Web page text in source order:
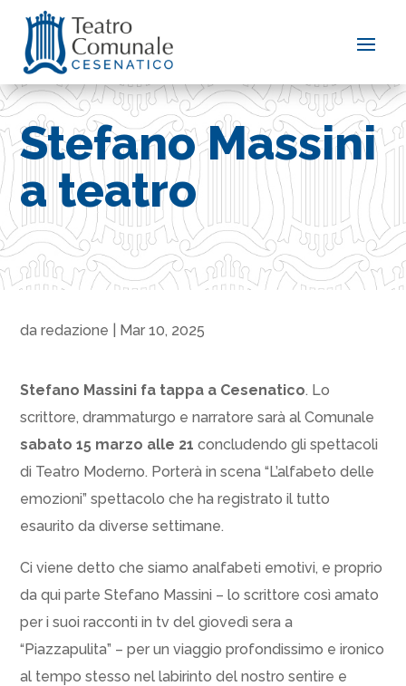
Stefano Massini
a teatro
daredazione Mar 10, 2025
Stefano Massini fa tappa a Cesenatico. Lo
scrittore, drammaturgo e narratore sarà al Comunale
sabato 15 marzo alle 21 concludendo gli spettacoli
di Teatro Moderno. Porterà in scena “L’alfabeto delle
emozioni” spettacolo che ha registrato il tutto
esaurito da diverse settimane.
Ci viene detto che siamo analfabeti emotivi, e proprio
da qui parte Stefano Massini – lo scrittore così amato
per i suoi racconti in tv del giovedì sera a
“Piazzapulita” – per un viaggio profondissimo e ironico
al tempo stesso nel labirinto del nostro sentire e